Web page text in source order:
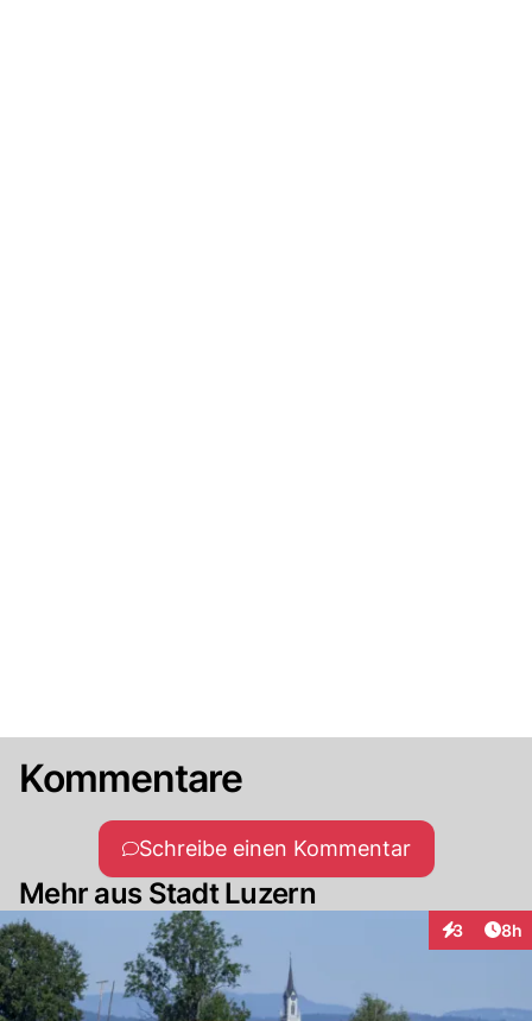
Kommentare
Schreibe einen Kommentar
Mehr aus Stadt Luzern
3 8h